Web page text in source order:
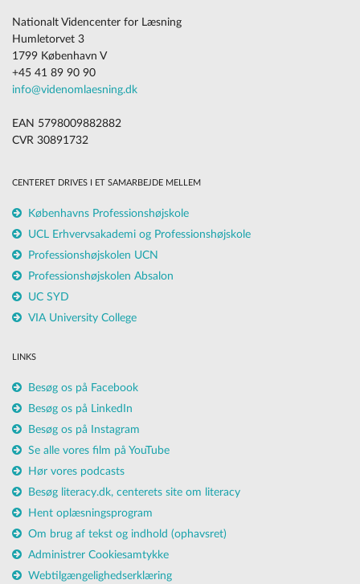
Nationalt Videncenter for Læsning
Humletorvet 3
1799 København V
+45 41 89 90 90
info@videnomlaesning.dk
EAN 5798009882882
CVR 30891732
CENTERET DRIVES I ET SAMARBEJDE MELLEM
Københavns Professionshøjskole
UCL Erhvervsakademi og Professionshøjskole
Professionshøjskolen UCN
Professionshøjskolen Absalon
UC SYD
VIA University College
LINKS
Besøg os på Facebook
Besøg os på LinkedIn
Besøg os på Instagram
Se alle vores film på YouTube
Hør vores podcasts
Besøg literacy.dk, centerets site om literacy
Hent oplæsningsprogram
Om brug af tekst og indhold (ophavsret)
Administrer Cookiesamtykke
Webtilgængelighedserklæring